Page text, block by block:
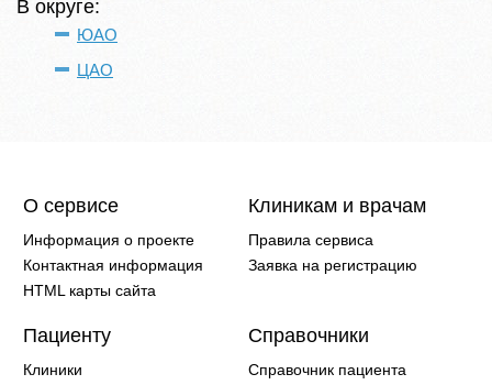
В округе:
ЮАО
ЦАО
О сервисе
Информация о проекте
Контактная информация
HTML карты сайта
Клиникам и врачам
Правила сервиса
Заявка на регистрацию
Пациенту
Клиники
Справочники
Справочник пациента